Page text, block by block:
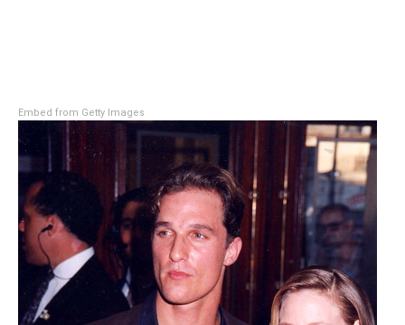
Embed from Getty Images